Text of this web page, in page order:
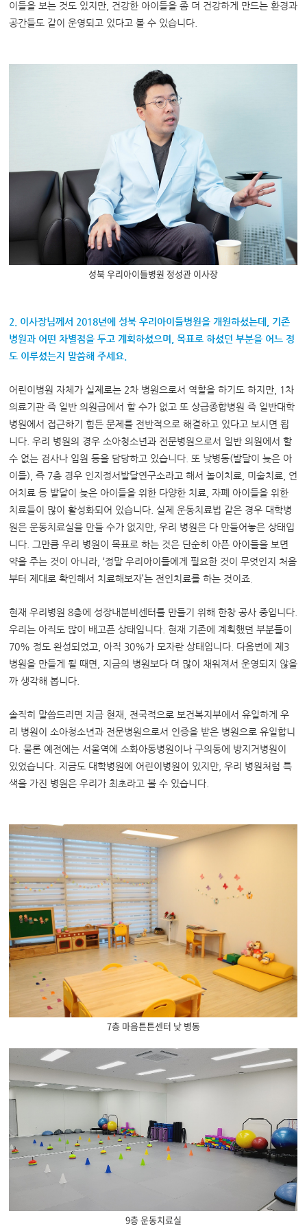
이들을 보는 것도 있지만, 건강한 아이들을 좀 더 건강하게 만드는 환경과
공간들도 같이 운영되고 있다고 볼 수 있습니다.
성북 우리아이들병원 정성관 이사장
2. 이사장님께서 2018년에 성북 우리아이들병원을 개원하셨는데, 기존
병원과 어떤 차별점을 두고 계획하셨으며, 목표로 하셨던 부분을 어느 정
도 이루셨는지 말씀해 주세요.
어린이병원 자체가 실제로는 2차 병원으로서 역할을 하기도 하지만, 1차
의료기관 즉 일반 의원급에서 할 수가 없고 또 상급종합병원 즉 일반대학
병원에서 접근하기 힘든 문제를 전반적으로 해결하고 있다고 보시면 됩
니다. 우리 병원의 경우 소아청소년과 전문병원으로서 일반 의원에서 할
수 없는 검사나 입원 등을 담당하고 있습니다. 또 낮병동(발달이 늦은 아
이들), 즉 7층 경우 인지정서발달연구소라고 해서 놀이치료, 미술치료, 언
어치료 등 발달이 늦은 아이들을 위한 다양한 치료, 자폐 아이들을 위한
치료들이 많이 활성화되어 있습니다. 실제 운동치료법 같은 경우 대학병
원은 운동치료실을 만들 수가 없지만, 우리 병원은 다 만들어놓은 상태입
니다. 그만큼 우리 병원이 목표로 하는 것은 단순히 아픈 아이들을 보면
약을 주는 것이 아니라, ‘정말 우리아이들에게 필요한 것이 무엇인지 처음
부터 제대로 확인해서 치료해보자’는 전인치료를 하는 것이죠.
현재 우리병원 8층에 성장내분비센터를 만들기 위해 한창 공사 중입니다.
우리는 아직도 많이 배고픈 상태입니다. 현재 기존에 계획했던 부분들이
70% 정도 완성되었고, 아직 30%가 모자란 상태입니다. 다음번에 제3
병원을 만들게 될 때면, 지금의 병원보다 더 많이 채워져서 운영되지 않을
까 생각해 봅니다.
솔직히 말씀드리면 지금 현재, 전국적으로 보건복지부에서 유일하게 우
리 병원이 소아청소년과 전문병원으로서 인증을 받은 병원으로 유일합니
다. 물론 예전에는 서울역에 소화아동병원이나 구의동에 방지거병원이
있었습니다. 지금도 대학병원에 어린이병원이 있지만, 우리 병원처럼 특
색을 가진 병원은 우리가 최초라고 볼 수 있습니다.
7층 마음튼튼센터 낮 병동
9층 운동치료실